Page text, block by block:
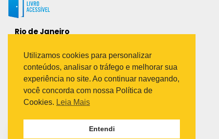
Rio de Janeiro
Bairro Industrial do Jacaré
Rio de Janeiro – RJ – CEP: 20970-031
Telefone:
(21) 3278-8069
(21) 3995-7512
Avenida Paulista 1636 / sala 1407
Utilizamos cookies para personalizar
conteúdos, analisar o tráfego e melhorar sua
experiência no site. Ao continuar navegando,
você concorda com nossa Política de
Cookies. Leia Mais
Entendi